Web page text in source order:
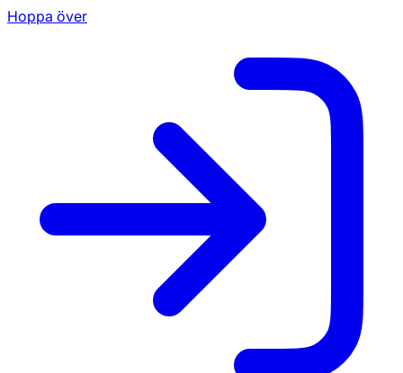
Hoppa över